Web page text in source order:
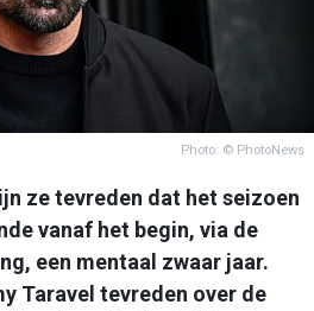
Photo: © PhotoNews
ze tevreden dat het seizoen
vanaf het begin, via de
een mentaal zwaar jaar.
Taravel tevreden over de